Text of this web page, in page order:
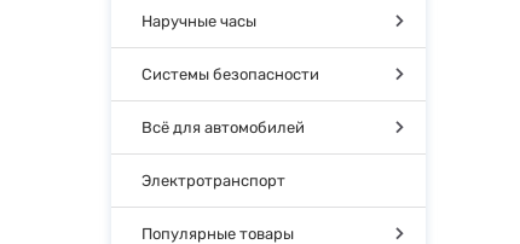
Наручные часы
Системы безопасности
Всё для автомобилей
Электротранспорт
Популярные товары